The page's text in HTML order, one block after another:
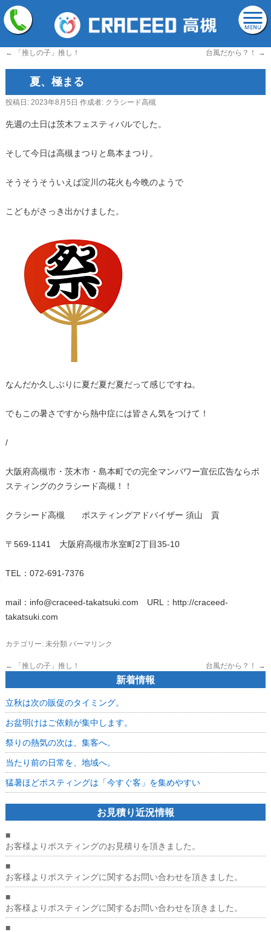
← 「推しの子」推し！ 台風だから？！ →
夏、極まる
投稿日: 2023年8月5日 作成者: クラシード高槻
先週の土日は茨木フェスティバルでした。
そして今日は高槻まつりと島本まつり。
そうそうそういえば淀川の花火も今晩のようで
こどもがさっき出かけました。
なんだか久しぶりに夏だ夏だ夏だって感じですね。
でもこの暑さですから熱中症には皆さん気をつけて！
/
大阪府高槻市・茨木市・島本町での完全マンパワー宣伝広告ならポ
スティングのクラシード高槻！！
クラシード高槻 ポスティングアドバイザー 須山 貢
〒569-1141 大阪府高槻市氷室町2丁目35-10
TEL：072-691-7376
mail：info@craceed-takatsuki.com URL：http://craceed-
takatsuki.com
カテゴリー: 未分類 パーマリンク
← 「推しの子」推し！ 台風だから？！ →
新着情報
立秋は次の販促のタイミング。
お盆明けはご依頼が集中します。
祭りの熱気の次は、集客へ。
当たり前の日常を、地域へ。
猛暑ほどポスティングは「今すぐ客」を集めやすい
お見積り近況情報
■
お客様よりポスティングのお見積りを頂きました。
■
お客様よりポスティングに関するお問い合わせを頂きました。
■
お客様よりポスティングに関するお問い合わせを頂きました。
■